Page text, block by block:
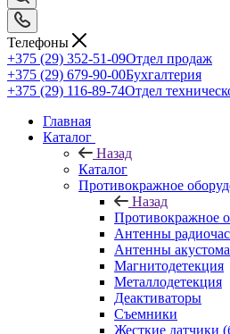
Телефоны
+375 (29) 352-51-09Отдел продаж
+375 (29) 679-90-00Бухгалтерия
+375 (29) 116-89-74Отдел
Главная
Каталог
Назад
Каталог
Противокражное
Назад
Противокражное
Антенны
Антенны
Магнитодетекция
Металлодетекция
Деактиваторы
Съемники
Жесткие датчики